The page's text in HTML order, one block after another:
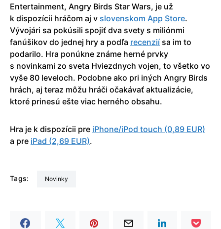
Entertainment, Angry Birds Star Wars, je už
k dispozícii hráčom aj v slovenskom App Store.
Vývojári sa pokúsili spojiť dva svety s miliónmi
fanúšikov do jednej hry a podľa recenziísa im to
podarilo. Hra ponúkne známe herné prvky
s novinkami zo sveta Hviezdnych vojen, to všetko vo
vyše 80 leveloch. Podobne ako pri iných Angry Birds
hrách, aj teraz môžu hráči očakávať aktualizácie,
ktoré prinesú ešte viac herného obsahu.
Hra je k dispozícii pre iPhone/iPod touch (0,89 EUR)
a pre iPad (2,69 EUR).
Tags: Novinky